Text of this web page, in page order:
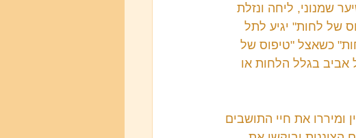
שמנוני, ליחה ונזלת
של לחות" יגיע לתל
כשאצל "טיפוס של
בגלל הלחות או
ומיררו את חיי התושבים